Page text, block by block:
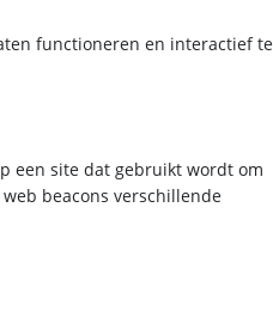
functioneren en interactief te
een site dat gebruikt wordt om
beacons verschillende